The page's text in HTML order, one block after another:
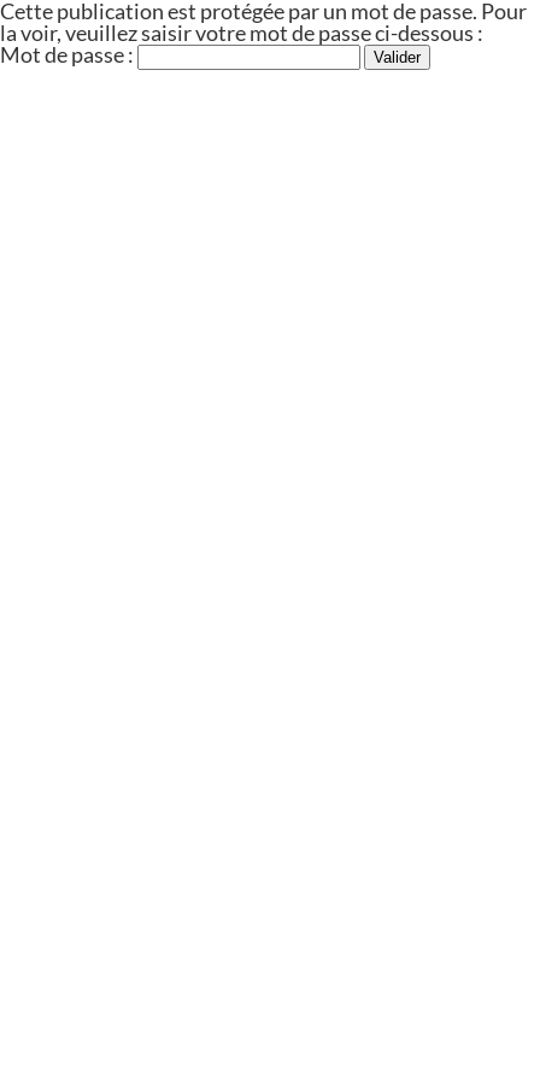
Cette publication est protégée par un mot de passe. Pour
la voir, veuillez saisir votre mot de passe ci-dessous :
Mot de passe :